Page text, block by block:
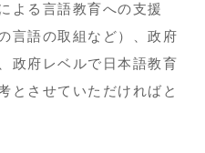
よる言語教育への支援
言語の取組など）、政府
政府レベルで日本語教育
とさせていただければと